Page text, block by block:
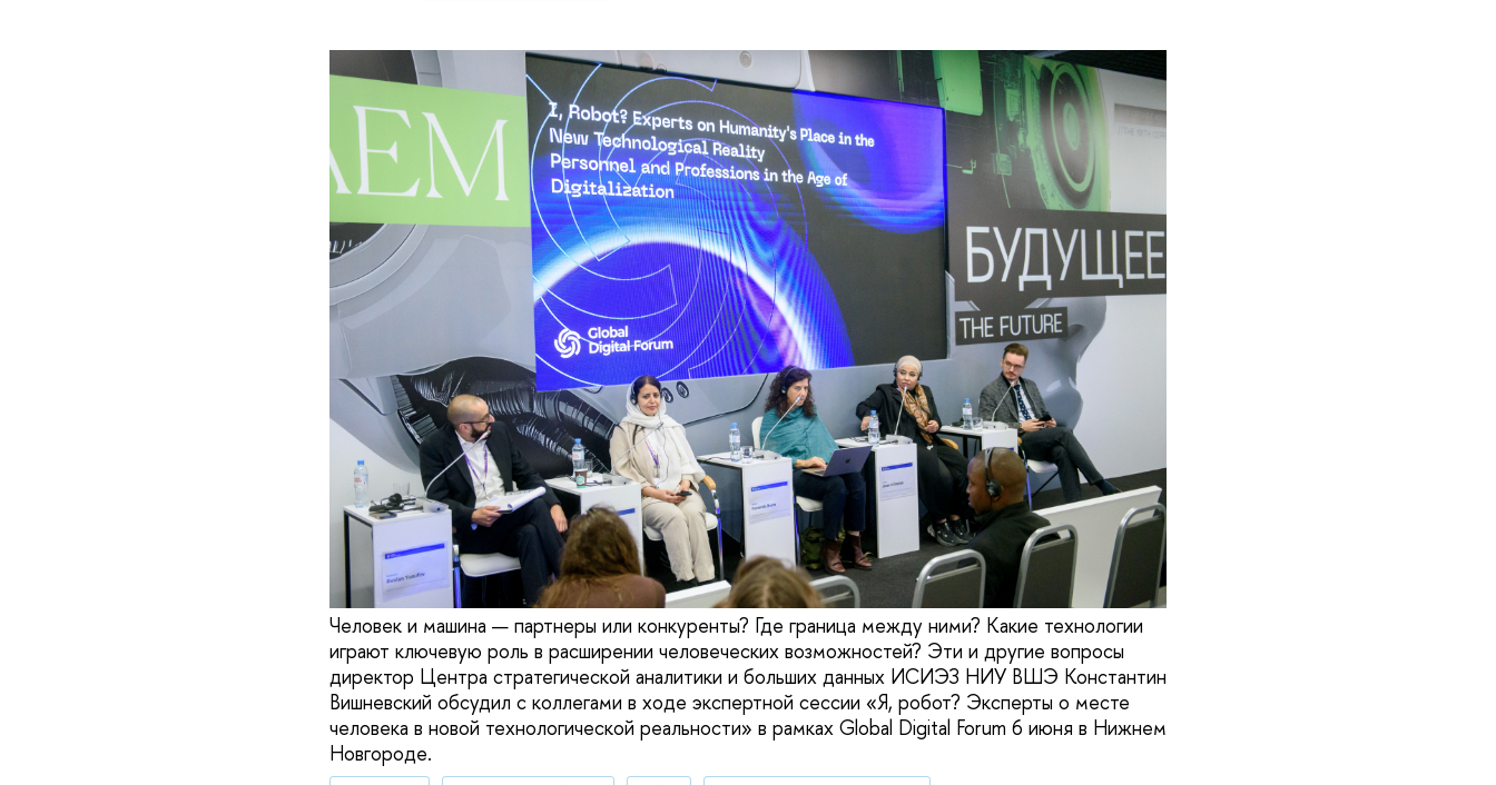
Человек и машина — партнеры или конкуренты? Где граница между ними? Какие технологии
играют ключевую роль в расширении человеческих возможностей? Эти и другие вопросы
директор Центра стратегической аналитики и больших данных ИСИЭЗ НИУ ВШЭ Константин
Вишневский обсудил с коллегами в ходе экспертной сессии «Я, робот? Эксперты о месте
человека в новой технологической реальности» в рамках Global Digital Forum 6 июня в Нижнем
Новгороде.